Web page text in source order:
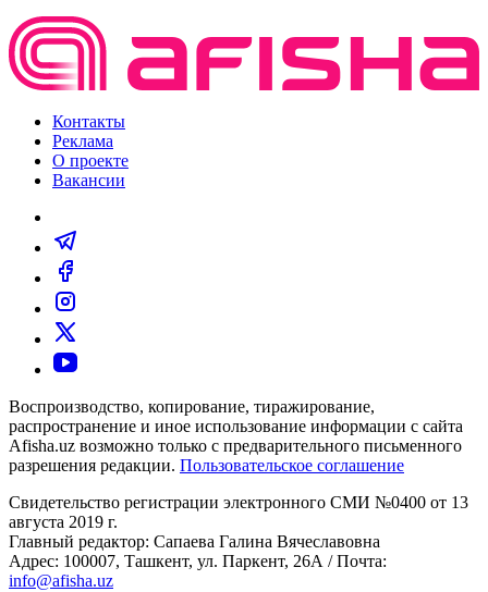
Контакты
Реклама
О проекте
Вакансии
Воспроизводство, копирование, тиражирование,
распространение и иное использование информации с сайта
Afisha.uz возможно только с предварительного письменного
разрешения редакции. Пользовательское соглашение
Свидетельство регистрации электронного СМИ №0400 от 13
августа 2019 г.
Главный редактор: Сапаева Галина Вячеславовна
Адрес: 100007, Ташкент, ул. Паркент, 26А / Почта:
info@afisha.uz